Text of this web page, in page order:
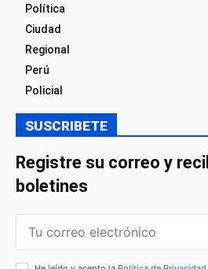
Política
Ciudad
Regional
Perú
Policial
SUSCRIBETE
Registre su correo y
boletines